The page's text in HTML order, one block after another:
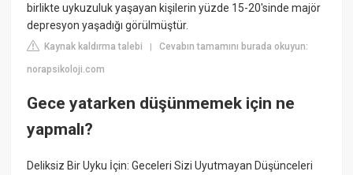
birlikte uykuzuluk yaşayan kişilerin yüzde 15-20'sinde majör
depresyon yaşadığı görülmüştür.
Kaynak kaldırma talebi |Cevabın tamamını burada okuyun:
norapsikoloji.com
Gece yatarken düşünmemek için ne
yapmalı?
Deliksiz Bir Uyku İçin: Geceleri Sizi Uyutmayan Düşünceleri